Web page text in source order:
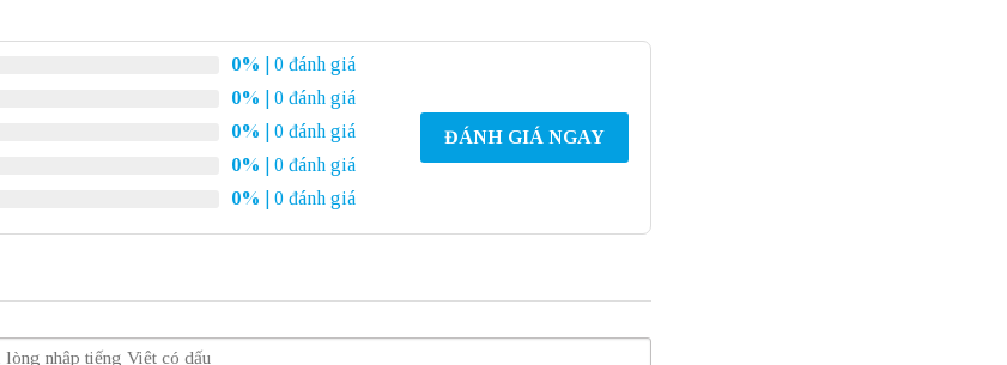
0%
| 0 đánh giá
0%
| 0 đánh giá
0%
| 0 đánh giá
0%
| 0 đánh giá
0% | 0 đánh giá
ĐÁNH GIÁ NGAY